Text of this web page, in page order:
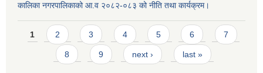
कालिका नगरपालिकाको आ.व २०८२-०८३ को नीति तथा कार्यक्रम।
Pages
1 2 3 4 5 6 7
8 9 next › last »